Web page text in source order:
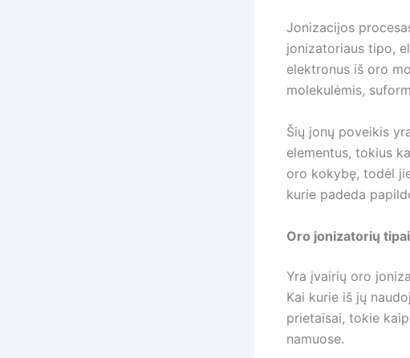
Jonizacijos
jonizatoriaus tipo,
elektronus iš oro
molekulėmis,
Šių jonų poveikis
elementus, tokius
oro kokybę, todėl
kurie padeda
Oro jonizatorių
Yra įvairių oro
Kai kurie iš jų
prietaisai, tokie kaip
namuose.